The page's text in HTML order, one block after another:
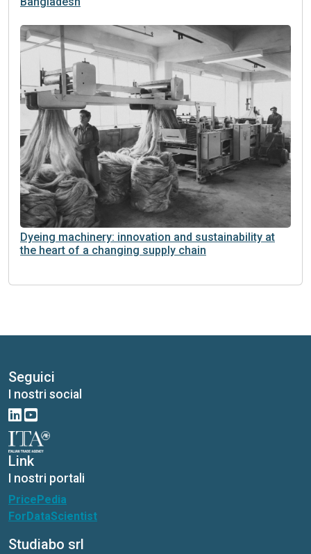
Dyeing machinery: innovation and sustainability at
the heart of a changing supply chain
Seguici
I nostri social
Link
I nostri portali
PricePedia
ForDataScientist
Studiabo srl